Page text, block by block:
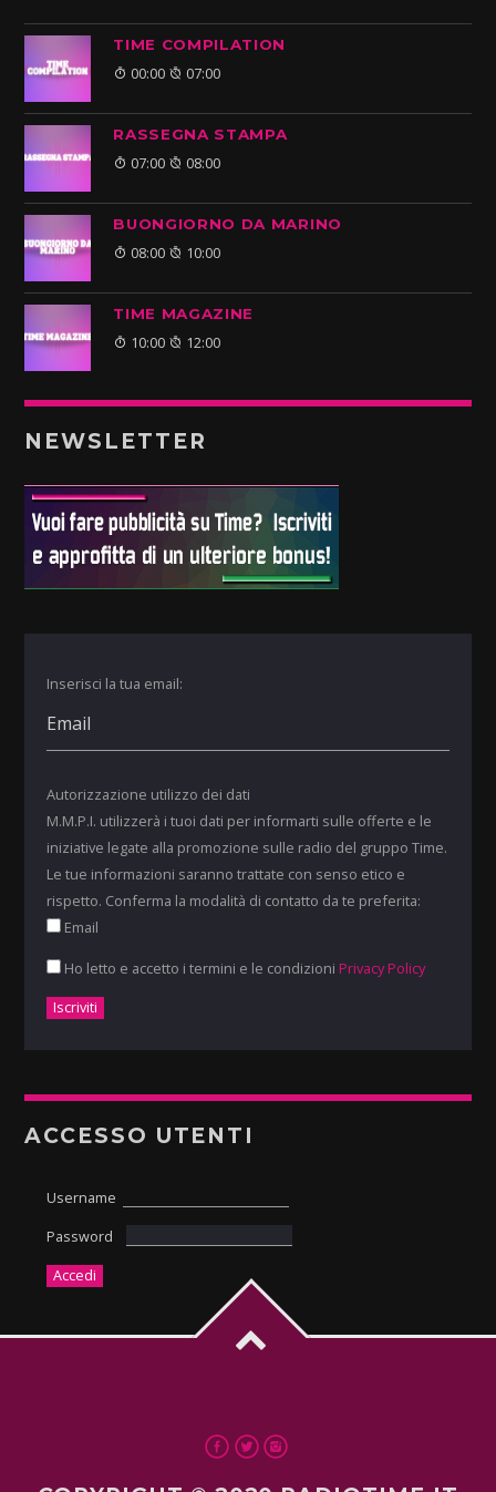
TIME COMPILATION
00:00 07:00
RASSEGNA STAMPA
07:00 08:00
BUONGIORNO DA MARINO
08:00 10:00
TIME MAGAZINE
10:00 12:00
NEWSLETTER
Inserisci la tua email:
Autorizzazione utilizzo dei dati
M.M.P.I. utilizzerà i tuoi dati per informarti sulle offerte e le
iniziative legate alla promozione sulle radio del gruppo Time.
Le tue informazioni saranno trattate con senso etico e
rispetto. Conferma la modalità di contatto da te preferita:
Email
Ho letto e accetto i termini e le condizioni Privacy Policy
ACCESSO UTENTI
Username
Password